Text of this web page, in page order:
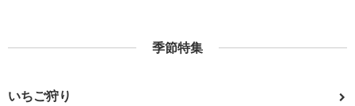
季節特集
いちご狩り